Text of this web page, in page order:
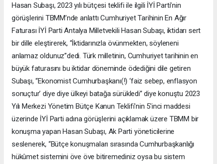
Hasan Subaşı, 2023 yılı bütçesi teklifi ile ilgili İYİ Parti’nin
görüşlerini TBMM’nde anlattı Cumhuriyet Tarihinin En Ağır
Faturası İYİ Parti Antalya Milletvekili Hasan Subaşı, iktidarı sert
bir dille eleştirerek, “İktidarınızla övünmekten, söyleneni
anlamaz oldunuz”dedi. Türk milletinin, Cumhuriyet tarihinin en
büyük faturasını bu iktidar döneminde ödediğini dile getiren
Subaşı, “Ekonomist Cumhurbaşkanı(!) ‘faiz sebep, enflasyon
sonuçtur’ diye diye ülkeyi batağa sürükledi” diye konuştu 2023
Yılı Merkezi Yönetim Bütçe Kanun Teklifi'nin 5'inci maddesi
üzerinde İYİ Parti adına görüşlerini açıklamak üzere TBMM bir
konuşma yapan Hasan Subaşı, Ak Parti yöneticilerine
seslenerek, “Bütçe konuşmaları sırasında Cumhurbaşkanlığı
hükûmet sistemini öve öve bitiremediniz oysa bu sistem